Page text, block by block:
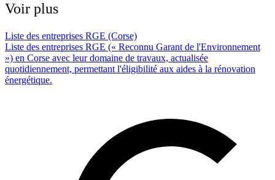
Voir plus
Liste des entreprises RGE (Corse)
Liste des entreprises RGE (« Reconnu Garant de l'Environnement
») en Corse avec leur domaine de travaux, actualisée
quotidiennement, permettant l'éligibilité aux aides à la rénovation
énergétique.